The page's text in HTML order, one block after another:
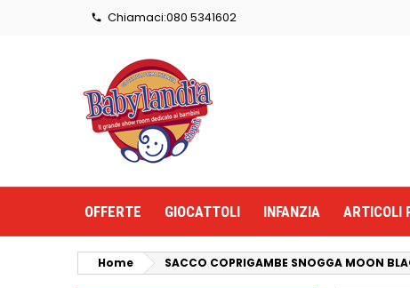
 Chiamaci:080 5341602
OFFERTE GIOCATTOLI INFANZIA ARTICOLI
Home SACCO COPRIGAMBE SNOGGA MOON